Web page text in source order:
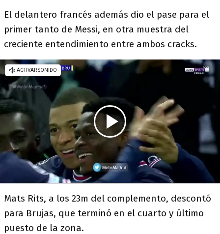
El delantero francés además dio el pase para el
primer tanto de Messi, en otra muestra del
creciente entendimiento entre ambos cracks.
Mats Rits, a los 23m del complemento, descontó
para Brujas, que terminó en el cuarto y último
puesto de la zona.